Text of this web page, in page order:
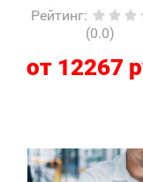
Рейтинг:
(0.0)
от 12267